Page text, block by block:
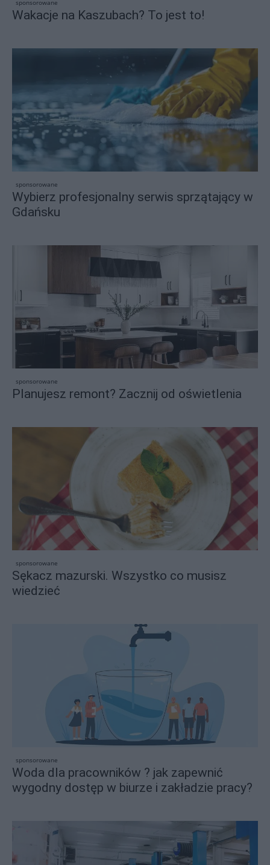
sponsorowane
Wakacje na Kaszubach? To jest to!
sponsorowane
Wybierz profesjonalny serwis sprzątający w
Gdańsku
sponsorowane
Planujesz remont? Zacznij od oświetlenia
sponsorowane
Sękacz mazurski. Wszystko co musisz
wiedzieć
sponsorowane
Woda dla pracowników ? jak zapewnić
wygodny dostęp w biurze i zakładzie pracy?